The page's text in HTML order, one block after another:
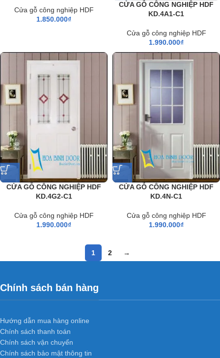
Cửa gỗ công nghiệp HDF
1.850.000₫
CỬA GỖ CÔNG NGHIỆP HDF
KD.4A1-C1
Cửa gỗ công nghiệp HDF
1.990.000₫
CỬA GỖ CÔNG NGHIỆP HDF
KD.4G2-C1
Cửa gỗ công nghiệp HDF
1.990.000₫
CỬA GỖ CÔNG NGHIỆP HDF
KD.4N-C1
Cửa gỗ công nghiệp HDF
1.990.000₫
1 2 →
Chính sách bán hàng
Hướng dẫn mua hàng online
Chính sách thanh toán
Chính sách vận chuyển
Chính sách bảo mật thông tin